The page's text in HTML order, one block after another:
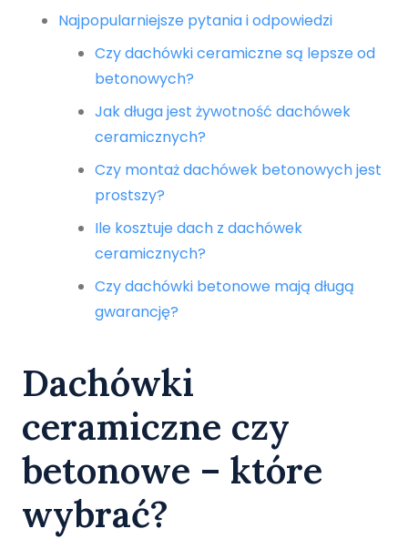
Najpopularniejsze pytania i odpowiedzi
Czy dachówki ceramiczne są lepsze od
betonowych?
Jak długa jest żywotność dachówek
ceramicznych?
Czy montaż dachówek betonowych jest
prostszy?
Ile kosztuje dach z dachówek
ceramicznych?
Czy dachówki betonowe mają długą
gwarancję?
Dachówki
ceramiczne czy
betonowe – które
wybrać?